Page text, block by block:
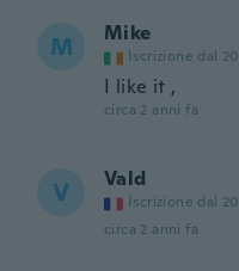
M Mike
Iscrizione dal
I like it ,
circa 2 anni fa
V Vald
Iscrizione dal
circa 2 anni fa